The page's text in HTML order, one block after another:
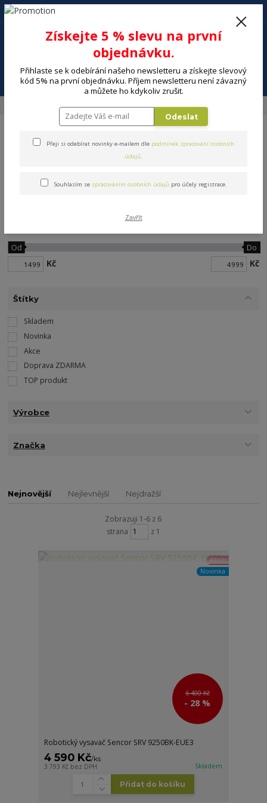
Menu
+420 602 494 600
Robotické vysavače
Kč
Od Do
Kč
Štítky
Skladem
Novinka
Akce
Doprava ZDARMA
TOP produkt
Výrobce
Značka
Nejnovější Nejlevnější Nejdražší
Zobrazuji 1-6 z 6
strana
z 1
Akce
Novinka
6 400 Kč
- 28 %
Robotický vysavač Sencor SRV 9250BK-EUE3
4 590 Kč/ks
3 793 Kč bez DPH Skladem
Přidat do košíku
Získejte 5 % slevu na první
objednávku.
Přihlaste se k odebírání našeho newsletteru a získejte slevový
kód 5% na první objednávku. Příjem newsletteru není závazný
a můžete ho kdykoliv zrušit.
Odeslat
Přeji si odebírat novinky e-mailem dle podmínek zpracování osobních
údajů.
Souhlasím se zpracováním osobních údajů pro účely registrace.
Zavřít